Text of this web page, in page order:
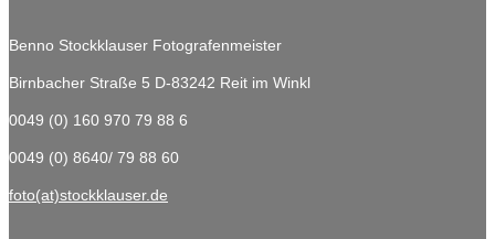
Benno Stockklauser Fotografenmeister
Birnbacher Straße 5 D-83242 Reit im Winkl
0049 (0) 160 970 79 88 6
0049 (0) 8640/ 79 88 60
foto(at)stockklauser.de